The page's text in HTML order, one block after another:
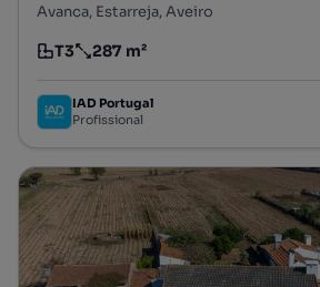
Avanca, Estarreja, Aveiro
Tipologia
T3
Preço por metro quadrado
287 m²
IAD Portugal
Profissional